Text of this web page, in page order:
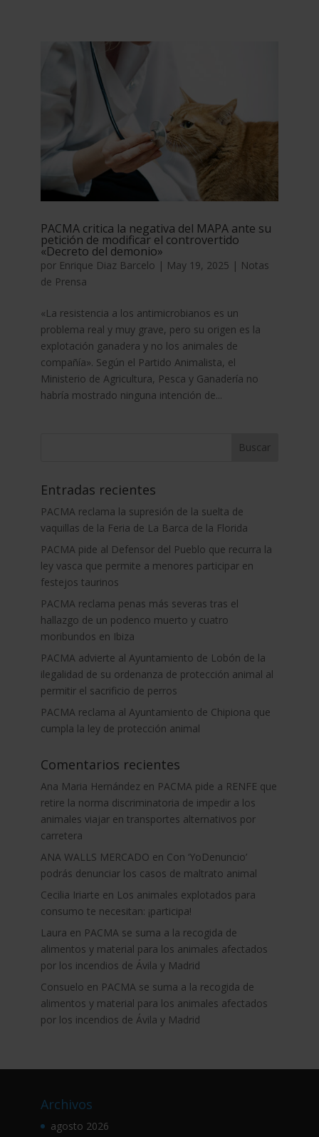
PACMA critica la negativa del MAPA ante su
petición de modificar el controvertido
«Decreto del demonio»
por Enrique Diaz Barcelo | May 19, 2025 | Notas
de Prensa
«La resistencia a los antimicrobianos es un
problema real y muy grave, pero su origen es la
explotación ganadera y no los animales de
compañía». Según el Partido Animalista, el
Ministerio de Agricultura, Pesca y Ganadería no
habría mostrado ninguna intención de...
Entradas recientes
PACMA reclama la supresión de la suelta de
vaquillas de la Feria de La Barca de la Florida
PACMA pide al Defensor del Pueblo que recurra la
ley vasca que permite a menores participar en
festejos taurinos
PACMA reclama penas más severas tras el
hallazgo de un podenco muerto y cuatro
moribundos en Ibiza
PACMA advierte al Ayuntamiento de Lobón de la
ilegalidad de su ordenanza de protección animal al
permitir el sacrificio de perros
PACMA reclama al Ayuntamiento de Chipiona que
cumpla la ley de protección animal
Comentarios recientes
Ana Maria Hernández en PACMA pide a RENFE que
retire la norma discriminatoria de impedir a los
animales viajar en transportes alternativos por
carretera
ANA WALLS MERCADO en Con ‘YoDenuncio’
podrás denunciar los casos de maltrato animal
Cecilia Iriarte en Los animales explotados para
consumo te necesitan: ¡participa!
Laura en PACMA se suma a la recogida de
alimentos y material para los animales afectados
por los incendios de Ávila y Madrid
Consuelo en PACMA se suma a la recogida de
alimentos y material para los animales afectados
por los incendios de Ávila y Madrid
Archivos
agosto 2026